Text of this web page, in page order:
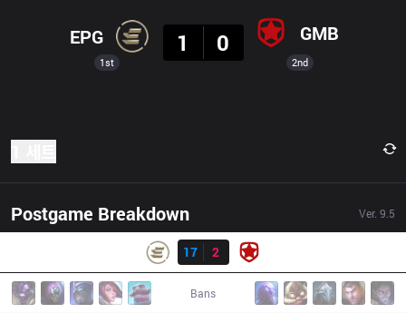
1st
EPG
1
0 GMB
2nd
Postgame Breakdown Ver. 9.5
17
2
Bans